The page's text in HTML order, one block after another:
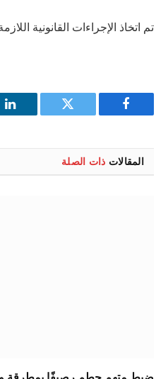
تم اتخاذ الإجراءات القانونية
فيسبوك تويتر
المقالات ذات الصلة